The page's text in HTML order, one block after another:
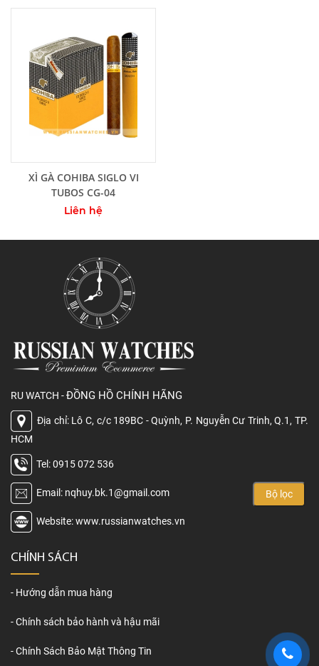
Thêm vào giỏ hàng
XÌ GÀ COHIBA SIGLO VI
TUBOS CG-04
Liên hệ
Bộ lọc
RU WATCH -ĐỒNG HỒ CHÍNH HÃNG
Địa chỉ: Lô C, c/c 189BC - Quỳnh, P. Nguyễn Cư Trinh, Q.1, TP.
HCM
Tel: 0915 072 536
Email: nqhuy.bk.1@gmail.com
Website: www.russianwatches.vn
CHÍNH SÁCH
Hướng dẫn mua hàng
Chính sách bảo hành và hậu mãi
Chính Sách Bảo Mật Thông Tin